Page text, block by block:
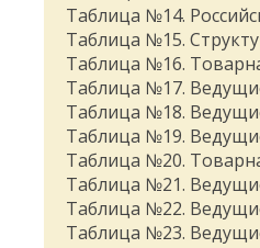
Таблица №14.
Таблица №15.
Таблица №16.
Таблица №17.
Таблица №18.
Таблица №19.
Таблица №20.
Таблица №21.
Таблица №22.
Таблица №23.